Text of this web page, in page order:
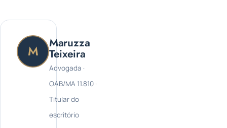
M Maruzza
Teixeira
Advogada ·
OAB/MA 11.810 ·
Titular do
escritório